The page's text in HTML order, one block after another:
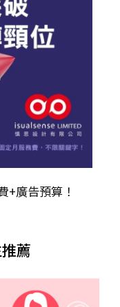
+廣告預算！
薦